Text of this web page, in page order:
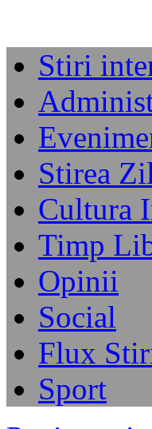
Stiri
Stirea
Cultura
Timp
Opinii
Social
Flux
Sport